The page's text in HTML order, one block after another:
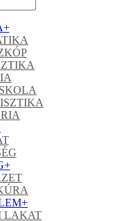
+
+
+
LAKAT